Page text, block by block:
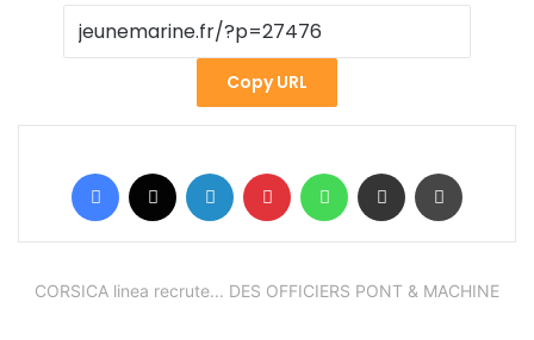
Copy URL
Facebook Linkedin Pinterest WhatsAppPartager par email
CORSICA linea recrute... DES OFFICIERS PONT & MACHINE